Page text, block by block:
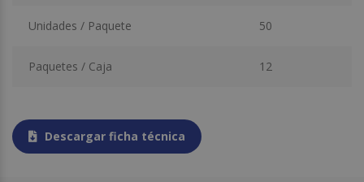
Unidades / Paquete 50
Paquetes / Caja 12
Descargar ficha técnica